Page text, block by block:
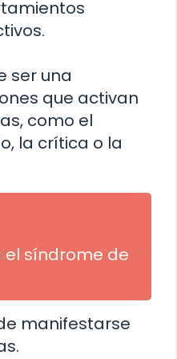
ser una
que activan
como el
la crítica o la
síndrome de
manifestarse